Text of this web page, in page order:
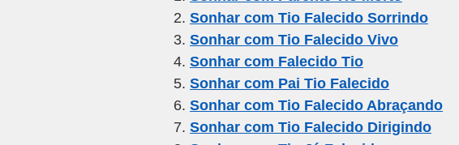
b
o
o
k
a
m
A
p
p
Sonhar com Tio Falecido Sorrindo
Sonhar com Tio Falecido Vivo
Sonhar com Falecido Tio
Sonhar com Pai Tio Falecido
Sonhar com Tio Falecido Abraçando
Sonhar com Tio Falecido Dirigindo